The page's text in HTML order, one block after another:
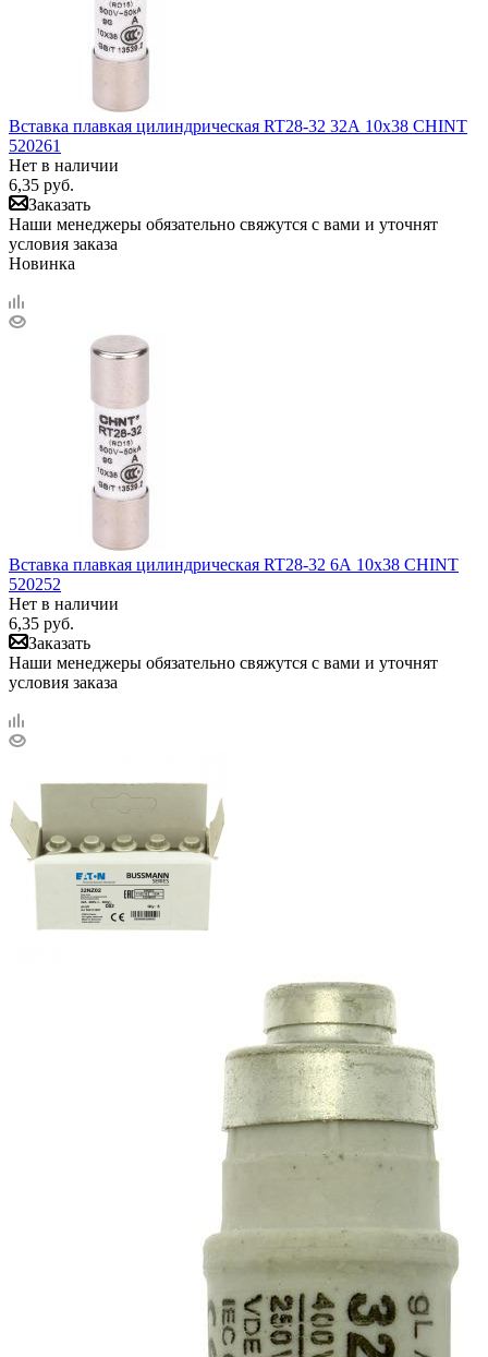
Вставка плавкая цилиндрическая RT28-32 32А 10х38 CHINT
520261
Нет в наличии
6,35 руб.
Заказать
Наши менеджеры обязательно свяжутся с вами и уточнят
условия заказа
Новинка
Вставка плавкая цилиндрическая RT28-32 6А 10х38 CHINT
520252
Нет в наличии
6,35 руб.
Заказать
Наши менеджеры обязательно свяжутся с вами и уточнят
условия заказа